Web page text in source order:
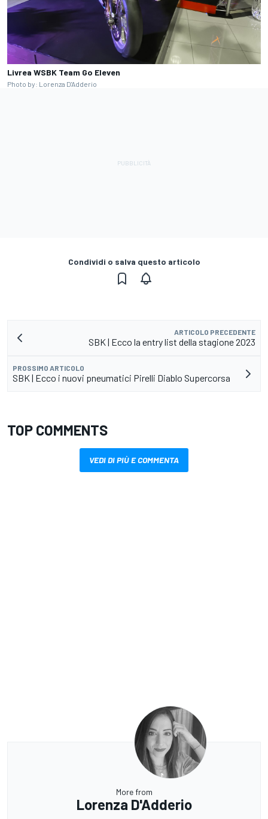
Livrea WSBK Team Go Eleven
Photo by: Lorenza D'Adderio
Condividi o salva questo articolo
ARTICOLO PRECEDENTE
SBK | Ecco la entry list della stagione 2023
PROSSIMO ARTICOLO
SBK | Ecco i nuovi pneumatici Pirelli Diablo Supercorsa
TOP COMMENTS
VEDI DI PIÙ E COMMENTA
More from
Lorenza D'Adderio